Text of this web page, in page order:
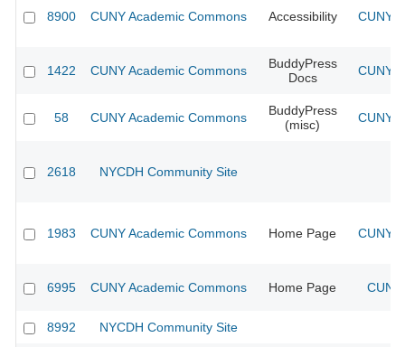
8900 CUNY Academic Commons Accessibility CUNY
1422 CUNY Academic Commons
BuddyPress
Docs
CUNY
58 CUNY Academic Commons
BuddyPress
(misc)
CUNY
2618 NYCDH Community Site
1983 CUNY Academic Commons Home Page CUNY
6995 CUNY Academic Commons Home Page
8992 NYCDH Community Site